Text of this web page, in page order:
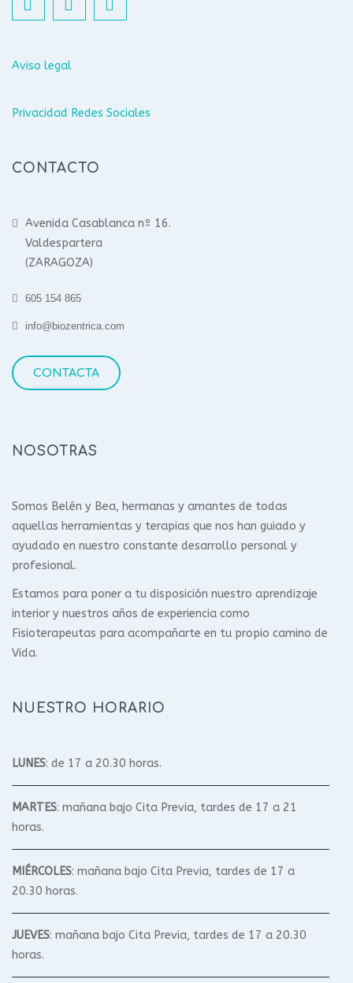
Aviso legal
Privacidad Redes Sociales
CONTACTO
Avenida Casablanca nº 16.
Valdespartera
(ZARAGOZA)
605 154 865
info@biozentrica.com
CONTACTA
NOSOTRAS
Somos Belén y Bea, hermanas y amantes de todas
aquellas herramientas y terapias que nos han guiado y
ayudado en nuestro constante desarrollo personal y
profesional.
Estamos para poner a tu disposición nuestro aprendizaje
interior y nuestros años de experiencia como
Fisioterapeutas para acompañarte en tu propio camino de
Vida.
NUESTRO HORARIO
LUNES: de 17 a 20.30 horas.
MARTES: mañana bajo Cita Previa, tardes de 17 a 21
horas.
MIÉRCOLES: mañana bajo Cita Previa, tardes de 17 a
20.30 horas.
JUEVES: mañana bajo Cita Previa, tardes de 17 a 20.30
horas.